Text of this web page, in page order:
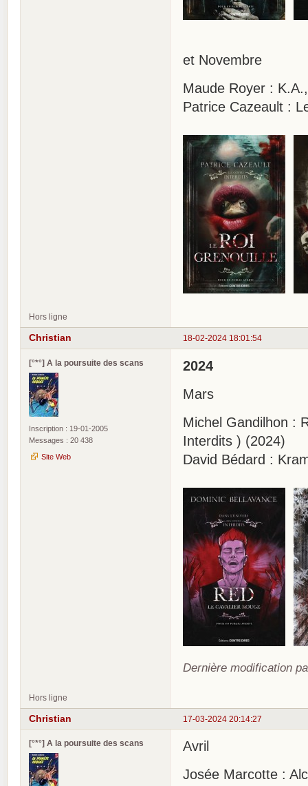
et Novembre
Maude Royer :
Patrice Cazeault :
Hors ligne
18-02-2024 18:01:54
Christian
[°*°] A la poursuite des scans
Inscription : 19-01-2005
Messages : 20 438
Site Web
2024
Mars
Michel Gandilhon :
Interdits ) (2024)
David Bédard :
Dernière modification
Hors ligne
17-03-2024 20:14:27
Christian
[°*°] A la poursuite des scans
Avril
Josée Marcotte :